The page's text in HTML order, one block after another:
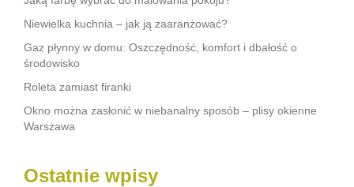
Niewielka kuchnia – jak ją zaaranżować?
Gaz płynny w domu: Oszczędność, komfort i dbałość o
środowisko
Roleta zamiast firanki
Okno można zasłonić w niebanalny sposób – plisy okienne
Warszawa
Ostatnie wpisy